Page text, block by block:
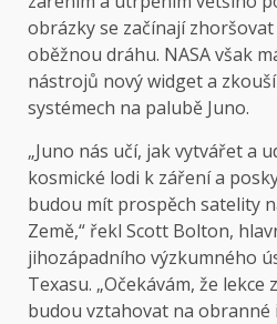
obrázky se začínají
oběžnou dráhu. NASA však
nástrojů nový widget a
systémech na palubě Juno.
„Juno nás učí, jak vytvářet a
kosmické lodi k záření a
budou mít prospěch satelity
Země,“ řekl Scott Bolton,
jihozápadního výzkumného
Texasu. „Očekávám, že lekce
budou vztahovat na